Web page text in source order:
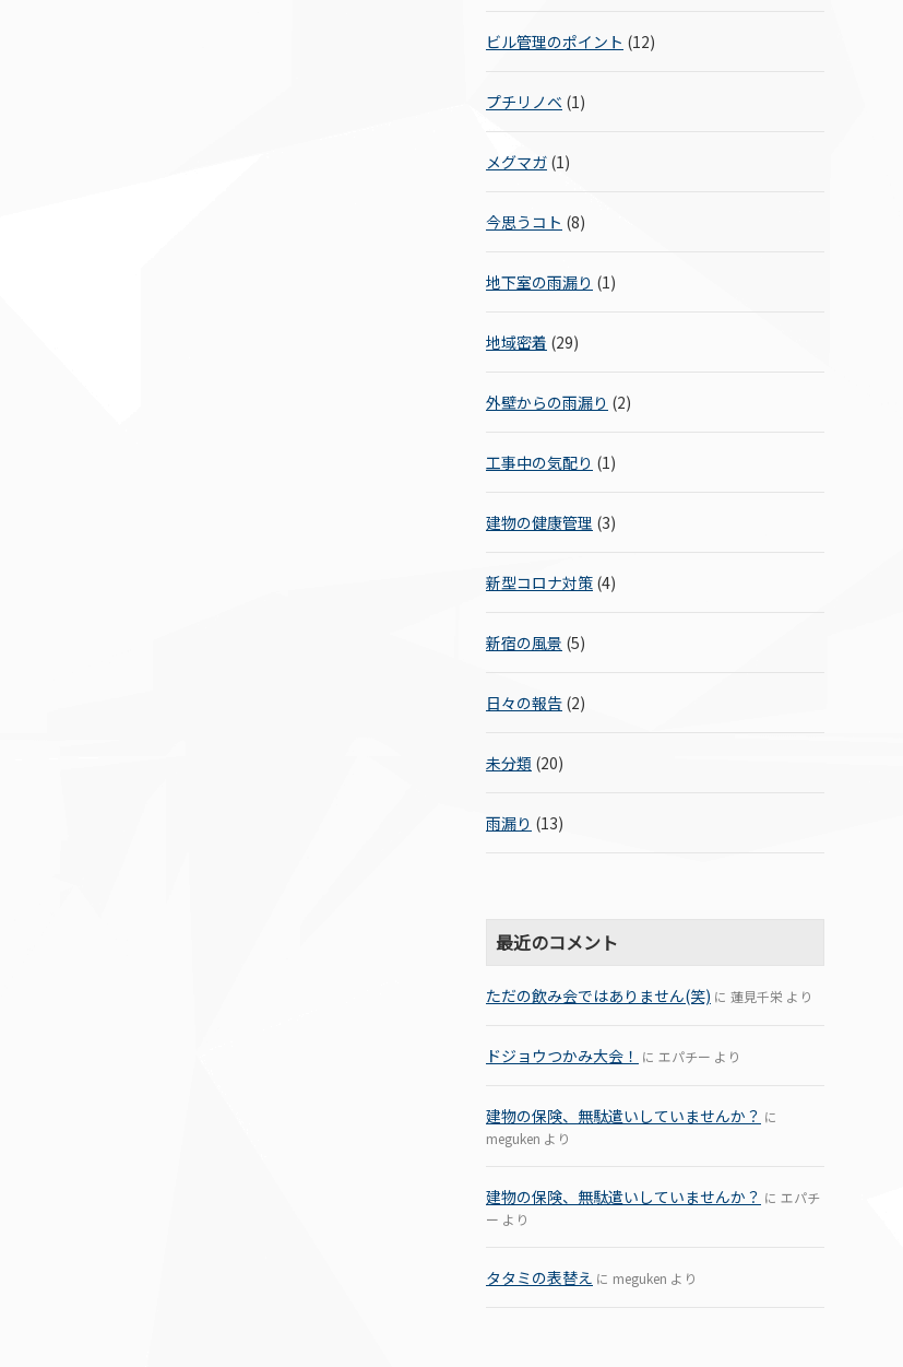
ビル管理のポイント (12)
プチリノベ (1)
メグマガ (1)
今思うコト (8)
地下室の雨漏り (1)
地域密着 (29)
外壁からの雨漏り (2)
工事中の気配り (1)
建物の健康管理 (3)
新型コロナ対策 (4)
新宿の風景 (5)
日々の報告 (2)
未分類 (20)
雨漏り (13)
最近のコメント
ただの飲み会ではありません(笑) に 蓮見千栄 より
ドジョウつかみ大会！ に エパチー より
建物の保険、無駄遣いしていませんか？ に
meguken より
建物の保険、無駄遣いしていませんか？ に エパチ
ー より
タタミの表替え に meguken より